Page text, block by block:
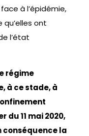
à l’épidémie,
ont
l’état
régime
à ce stade, à
du 11 mai 2020,
conséquence la